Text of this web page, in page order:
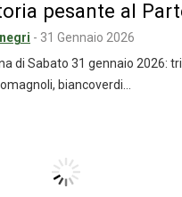
pesante al
- 31 Gennaio 2026
di Sabato 31 gennaio 2026:
biancoverdi…